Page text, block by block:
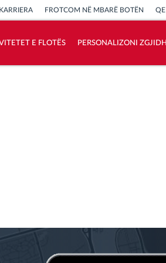
KARRIERA FROTCOM NË MBARË BOTËN
E FLOTËS PERSONALIZONI